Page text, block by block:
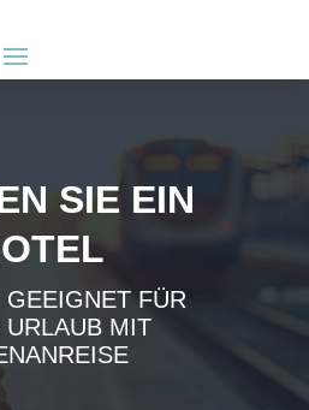
SIE EIN
GEEIGNET FÜR
URLAUB MIT